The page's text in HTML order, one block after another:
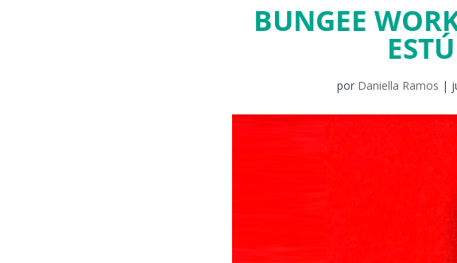
BUNGEE
por Daniella Ramos |